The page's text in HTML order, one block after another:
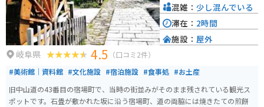
憩に、ぜひ立ち寄ってみてください。
岐阜県 4.5 （口コミ2件）
#美術館｜資料館 #文化施設 #宿泊施設 #食事処 #お土産
旧中山道の43番目の宿場町で、当時の街並みがそのまま残されている観光ス
ポットです。石畳が敷かれた坂に沿う宿場町、道の両脇には焼きたての煎餅
混雑： 少し混んでいる
滞在： 2時間
施設： 屋外